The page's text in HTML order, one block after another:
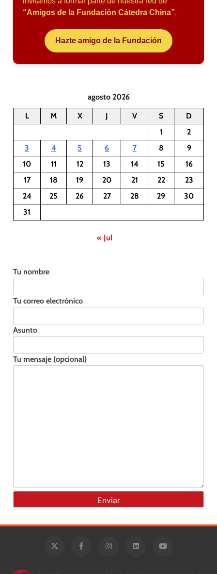
“Amigos de la Fundación Cátedra China”.
Hazte amigo de la Fundación
agosto 2026
L M X J V S
D
1
2
3
4 5 6 7 8
9
10
11 12 13 14 15
16
17
18 19 20 21 22
23
24
25 26 27 28 29
30
31
« Jul
Tu nombre
Tu correo electrónico
Asunto
Tu mensaje (opcional)